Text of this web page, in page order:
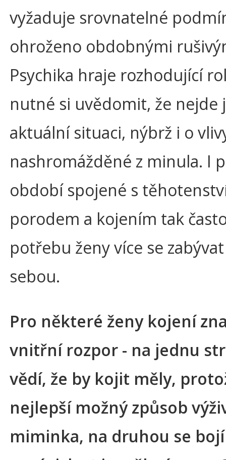
vyžaduje srovnatelné
ohroženo obdobnými
Psychika hraje rozhodující
nutné si uvědomit, že nejde
aktuální situaci, nýbrž i o
nashromážděné z minula. I
období spojené s
porodem a kojením tak
potřebu ženy více se
sebou.
Pro některé ženy kojení
vnitřní rozpor - na jednu
vědí, že by kojit měly,
nejlepší možný způsob
miminka, na druhou se